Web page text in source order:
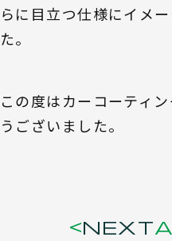
らに目立つ仕様にイメ
た。
この度はカーコーティ
うございました。
NEXT